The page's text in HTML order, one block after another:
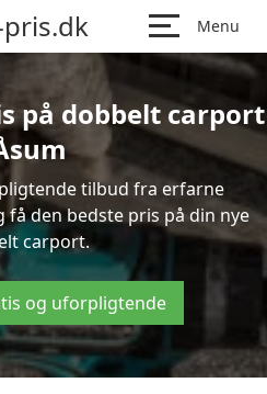
Menu
på dobbelt carport
tilbud fra erfarne
den bedste pris på din nye
carport.
og uforpligtende